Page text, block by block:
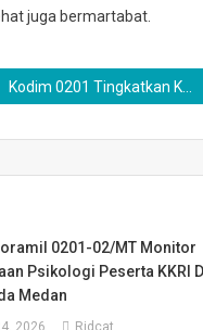
juga bermartabat.
0201-02/MT Monitor
Psikologi Peserta KKRI
Medan
2026 Ridcat